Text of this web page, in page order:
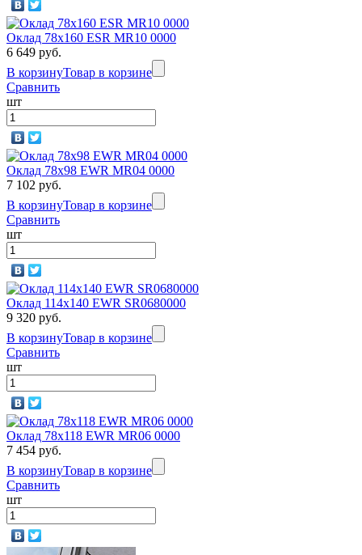
Оклад 78x160 ESR MR10 0000
6 649 руб.
В корзинуТовар в корзине
Сравнить
шт
Оклад 78x98 EWR MR04 0000
7 102 руб.
В корзинуТовар в корзине
Сравнить
шт
Оклад 114х140 EWR SR0680000
9 320 руб.
В корзинуТовар в корзине
Сравнить
шт
Оклад 78x118 EWR MR06 0000
7 454 руб.
В корзинуТовар в корзине
Сравнить
шт